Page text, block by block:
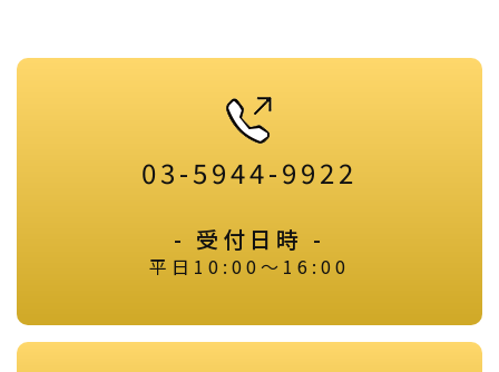
03-5944-9922
- 受付日時 -
平日10:00～16:00